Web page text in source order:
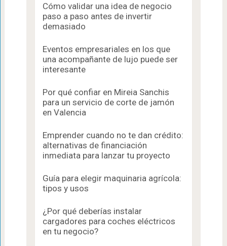
Cómo validar una idea de negocio
paso a paso antes de invertir
demasiado
Eventos empresariales en los que
una acompañante de lujo puede ser
interesante
Por qué confiar en Mireia Sanchis
para un servicio de corte de jamón
en Valencia
Emprender cuando no te dan crédito:
alternativas de financiación
inmediata para lanzar tu proyecto
Guía para elegir maquinaria agrícola:
tipos y usos
¿Por qué deberías instalar
cargadores para coches eléctricos
en tu negocio?